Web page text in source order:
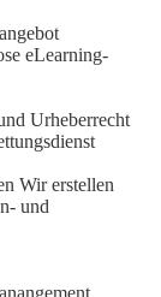
eLearning-
Urheberrecht
Wir erstellen
und